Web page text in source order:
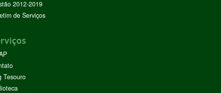
2012-2019
de Serviços
Tesouro